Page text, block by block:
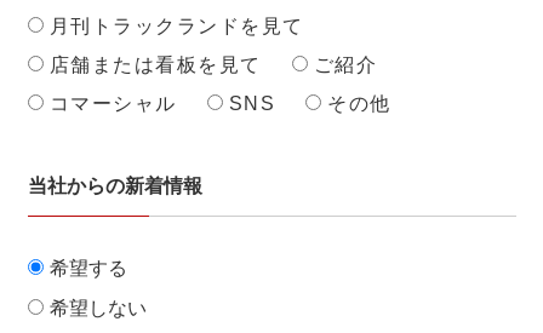
月刊トラックランドを見て
店舗または看板を見て
ご紹介
コマーシャル
SNS その他
当社からの新着情報
希望する
希望しない